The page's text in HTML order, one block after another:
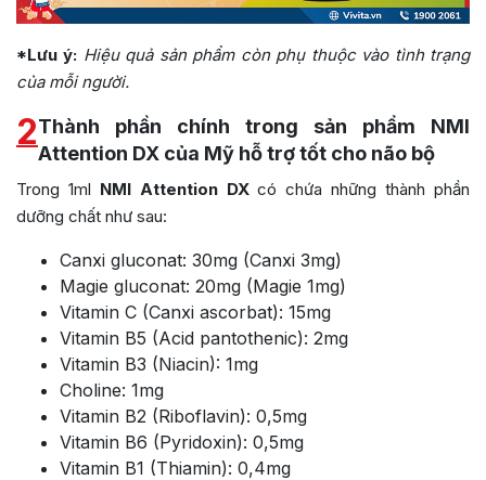
*Lưu ý: Hiệu quả sản phẩm còn phụ thuộc vào tình trạng
của mỗi người.
2Thành phần chính trong sản phẩm NMI
Attention DX của Mỹ hỗ trợ tốt cho não bộ
Trong 1ml NMI Attention DXcó chứa những thành phần
dưỡng chất như sau:
Canxi gluconat: 30mg (Canxi 3mg)
Magie gluconat: 20mg (Magie 1mg)
Vitamin C (Canxi ascorbat): 15mg
Vitamin B5 (Acid pantothenic): 2mg
Vitamin B3 (Niacin): 1mg
Choline: 1mg
Vitamin B2 (Riboflavin): 0,5mg
Vitamin B6 (Pyridoxin): 0,5mg
Vitamin B1 (Thiamin): 0,4mg